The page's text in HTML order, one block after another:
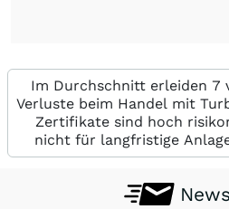
Im Durchschnitt erleiden 7
Verluste beim Handel mit
Zertifikate sind hoch
nicht für langfristige